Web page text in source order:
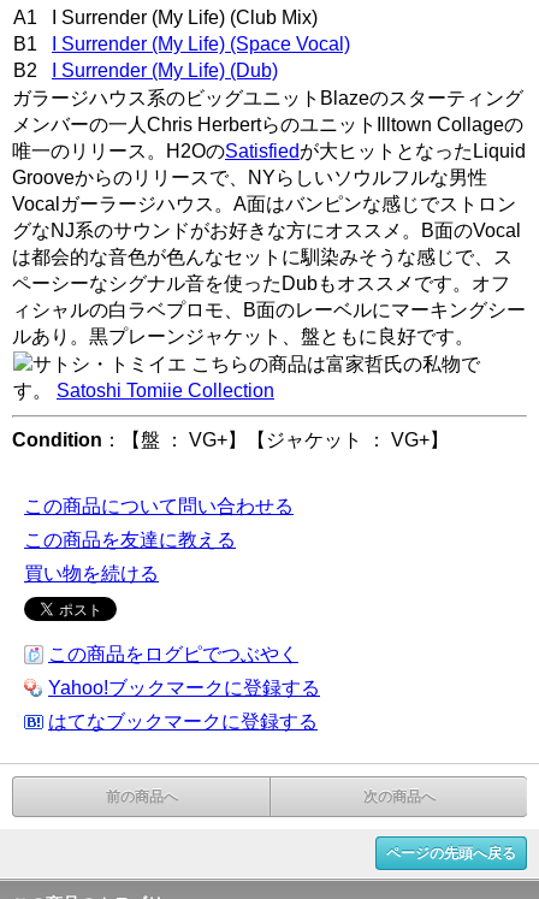
A1 I Surrender (My Life) (Club Mix)
B1
I Surrender (My Life) (Space Vocal)
B2
I Surrender (My Life) (Dub)
ガラージハウス系のビッグユニットBlazeのスターティング
メンバーの一人Chris HerbertらのユニットIlltown Collageの
唯一のリリース。H2OのSatisfiedが大ヒットとなったLiquid
Grooveからのリリースで、NYらしいソウルフルな男性
Vocalガーラージハウス。A面はバンピンな感じでストロン
グなNJ系のサウンドがお好きな方にオススメ。B面のVocal
は都会的な音色が色んなセットに馴染みそうな感じで、ス
ペーシーなシグナル音を使ったDubもオススメです。オフ
ィシャルの白ラベプロモ、B面のレーベルにマーキングシー
ルあり。黒プレーンジャケット、盤ともに良好です。
こちらの商品は富家哲氏の私物で
す。 Satoshi Tomiie Collection
Condition ：【盤 ： VG+】【ジャケット ： VG+】
この商品について問い合わせる
この商品を友達に教える
買い物を続ける
この商品をログピでつぶやく
Yahoo!ブックマークに登録する
はてなブックマークに登録する
前の商品へ 次の商品へ
ページの先頭へ戻る